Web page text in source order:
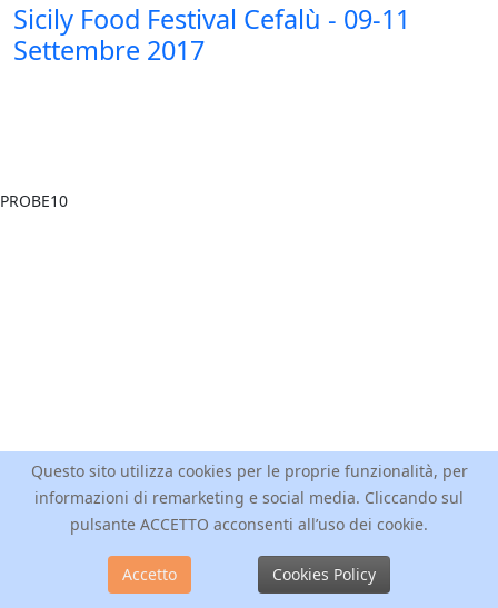
Sicily Food Festival Cefalù - 09-11
Settembre 2017
Questo sito utilizza cookies per le proprie funzionalità, per
informazioni di remarketing e social media. Cliccando sul
pulsante ACCETTO acconsenti all’uso dei cookie.
Accetto Cookies Policy